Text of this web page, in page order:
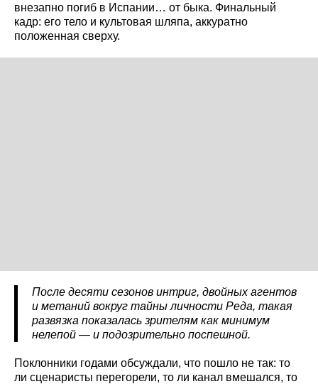
внезапно погиб в Испании… от быка. Финальный
кадр: его тело и культовая шляпа, аккуратно
положенная сверху.
После десяти сезонов интриг, двойных агентов
и метаний вокруг тайны личности Реда, такая
развязка показалась зрителям как минимум
нелепой — и подозрительно поспешной.
Поклонники годами обсуждали, что пошло не так: то
ли сценаристы перегорели, то ли канал вмешался, то